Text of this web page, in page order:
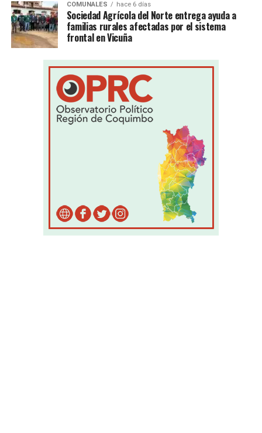
COMUNALES hace 6 días
Sociedad Agrícola del Norte entrega ayuda a
familias rurales afectadas por el sistema
frontal en Vicuña